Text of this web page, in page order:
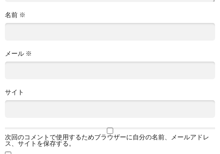
名前 ※
メール ※
サイト
次回のコメントで使用するためブラウザーに自分の名前、メールアドレ
ス、サイトを保存する。